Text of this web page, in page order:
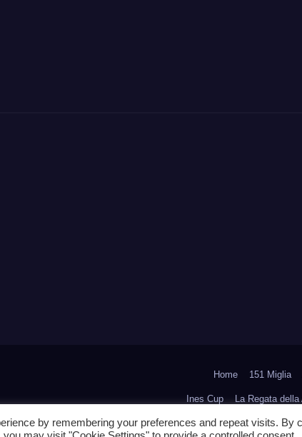
Home 151 Miglia
Ines Cup La Regata
by remembering your preferences and repeat visits. By